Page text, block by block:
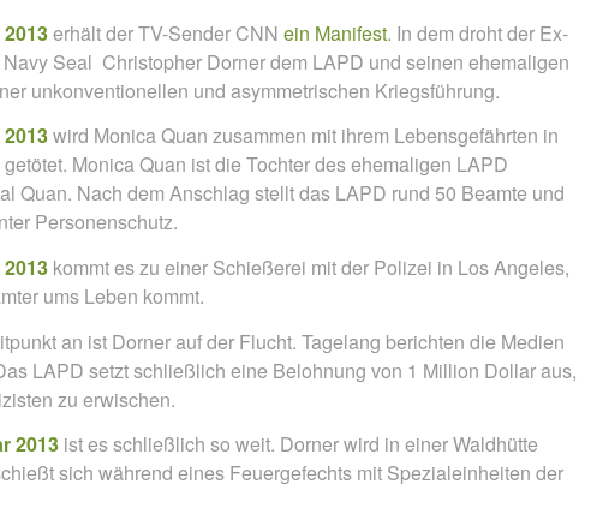
erhält der TV-Sender CNN ein Manifest. In dem droht der Ex-
Seal Christopher Dorner dem LAPD und seinen ehemaligen
unkonventionellen und asymmetrischen Kriegsführung.
wird Monica Quan zusammen mit ihrem Lebensgefährten in
Monica Quan ist die Tochter des ehemaligen LAPD
Quan. Nach dem Anschlag stellt das LAPD rund 50 Beamte und
Personenschutz.
kommt es zu einer Schießerei mit der Polizei in Los Angeles,
ums Leben kommt.
an ist Dorner auf der Flucht. Tagelang berichten die Medien
LAPD setzt schließlich eine Belohnung von 1 Million Dollar aus,
zu erwischen.
2013 ist es schließlich so weit. Dorner wird in einer Waldhütte
sich während eines Feuergefechts mit Spezialeinheiten der